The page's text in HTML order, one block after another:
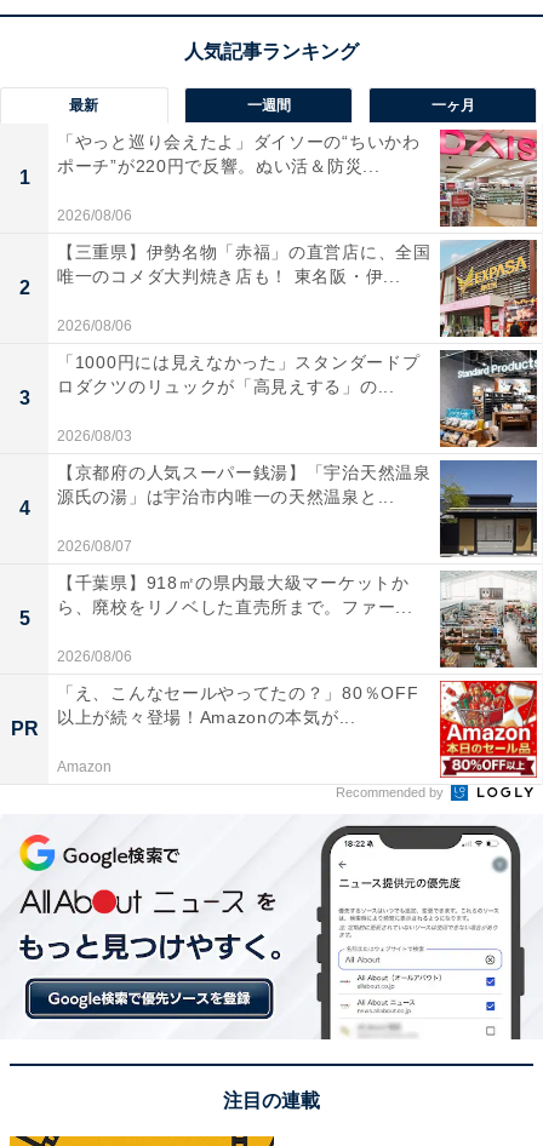
ハイコーキのワークライト「UB12DA」は現在34％オフ
の特別価格・税込5300円で販売中。タイムセールの終了
時期は明らかにされておらず、在庫がなくなり次第終了
する可能性もあります 。
この商品のおすすめポイントは？
コンパクトながら最大250ルーメンの明るさを誇るLED
ワークライトです。強・中・弱の3段階の調光機能に加
え、夜間の移動や合図に便利な点滅モードも搭載。照射
角度を110度、フックの角度を360度まで調整できるた
め、作業現場に合わせて的確に手元を照らせます。同社
10.8Vスライド式リチウムイオン電池に対応しており、
弱モードなら約28時間の連続点灯が可能です。
ユーザーからは「軽くて持ち運びやすく、十分な明るさ
がある」「吊り下げられて便利」と使い勝手の良さが好
評。一方で、「自立させたときに少し不安定」という声
も。DIYや暗所での作業効率を上げたい人や、もしもの
災害時に備えたい人は、購入を検討してみてもよいかも
しれません。
あわせて読みたい
「Bluetoothスピーカー」が特別価格で登場
中【5月15日】
最新 一週間 一ヶ月
1
「やっと巡り会えたよ」ダイソーの“ちいかわ
ポーチ”が220円で反響。ぬい活＆防災...
2026/08/06
2
【三重県】伊勢名物「赤福」の直営店に、全国
唯一のコメダ大判焼き店も！ 東名阪・伊...
2026/08/06
3
「1000円には見えなかった」スタンダードプ
ロダクツのリュックが「高見えする」の...
2026/08/03
4
【京都府の人気スーパー銭湯】「宇治天然温泉
源氏の湯」は宇治市内唯一の天然温泉と...
2026/08/07
5
【千葉県】918㎡の県内最大級マーケットか
ら、廃校をリノベした直売所まで。ファー...
2026/08/06
PR
「え、こんなセールやってたの？」80％OFF
以上が続々登場！Amazonの本気が...
Amazon
Recommended by
注目の連載